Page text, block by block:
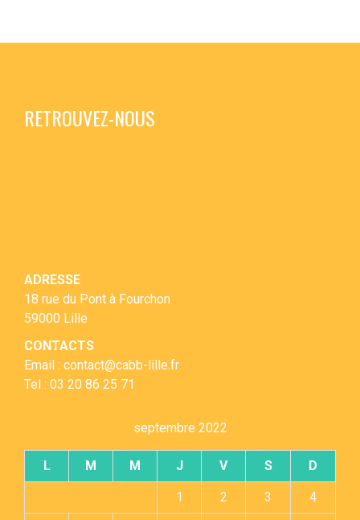
RETROUVEZ-NOUS
ADRESSE
18 rue du Pont à Fourchon
59000 Lille
CONTACTS
Email : contact@cabb-lille.fr
Tel : 03 20 86 25 71
septembre 2022
L M M J V S D
1 2 3 4